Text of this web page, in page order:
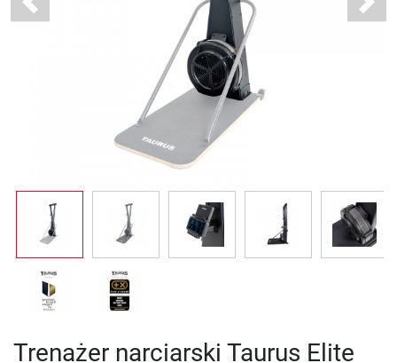
Previous Next
Trenażer narciarski Taurus Elite